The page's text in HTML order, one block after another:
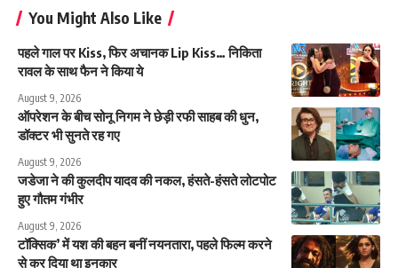
You Might Also Like
पहले गाल पर Kiss, फिर अचानक Lip Kiss… निकिता
रावल के साथ फैन ने किया ये
August 9, 2026
ऑपरेशन के बीच सोनू निगम ने छेड़ी रफी साहब की धुन,
डॉक्टर भी सुनते रह गए
August 9, 2026
जडेजा ने की कुलदीप यादव की नकल, हंसते-हंसते लोटपोट
हुए गौतम गंभीर
August 9, 2026
टॉक्सिक’ में यश की बहन बनीं नयनतारा, पहले फिल्म करने
से कर दिया था इनकार